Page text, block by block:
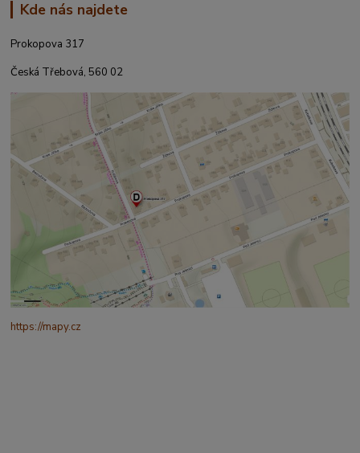
Kde nás najdete
Prokopova 317
Česká Třebová, 560 02
https://mapy.cz